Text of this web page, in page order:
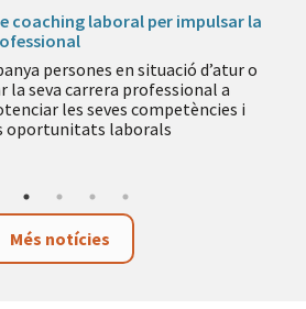
coaching laboral per impulsar la
persones en situació d’atur o
la seva carrera professional a
les seves competències i
oportunitats laborals
Més notícies